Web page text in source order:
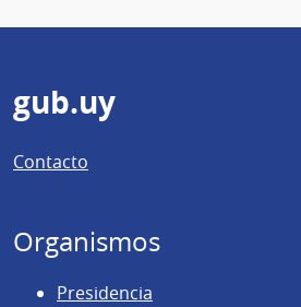
Pie
de
página
gub.uy
Contacto
Organismos
Presidencia